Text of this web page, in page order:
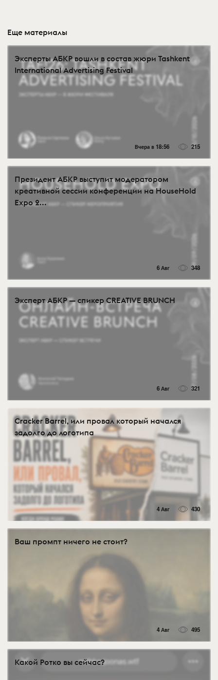
Еще материалы
Эксперты АБКР вошли в состав жюри Tashkent
International Advertising Festival
Вчера в 18:56 215
Президент АБКР выступит модератором
креативной сессии конференции на HouseHold
Expo 2...
6 Авг 348
Эксперт АБКР — спикер CREATIVE BRUNCH
6 Авг 321
Cracker Barrel, или провал который начался
задолго до логотипа
4 Авг 430
Ваш промпт ничего не стоит?
4 Авг 495
Какой Ротко вы сейчас?